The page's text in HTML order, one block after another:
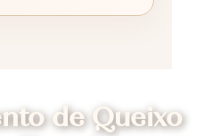
de Queixo